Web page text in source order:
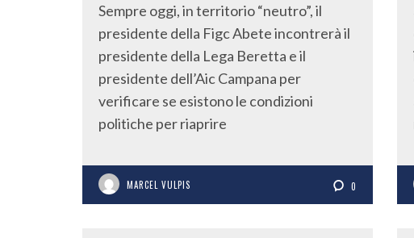
Sempre oggi, in territorio “neutro”, il
presidente della Figc Abete incontrerà il
presidente della Lega Beretta e il
presidente dell’Aic Campana per
verificare se esistono le condizioni
politiche per riaprire
MARCEL VULPIS 0